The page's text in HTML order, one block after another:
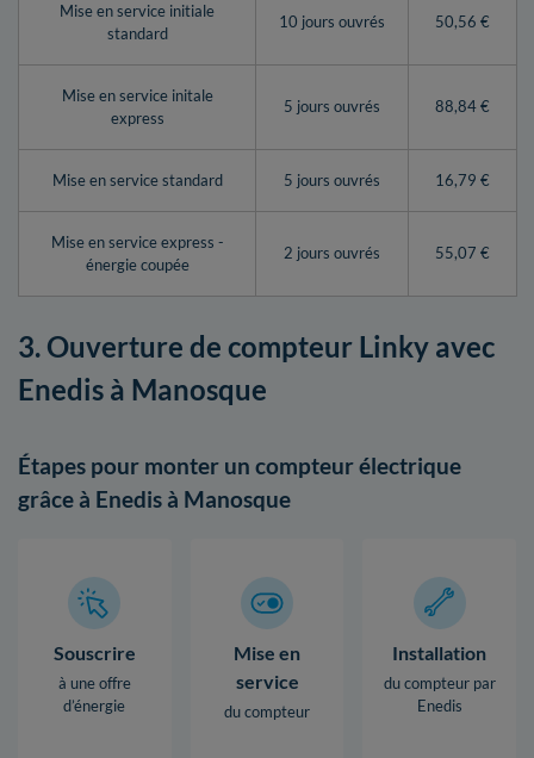
Mise en service initiale
standard
10 jours ouvrés 50,56 €
Mise en service initale
express
5 jours ouvrés 88,84 €
Mise en service standard 5 jours ouvrés 16,79 €
Mise en service express -
énergie coupée
2 jours ouvrés 55,07 €
3. Ouverture de compteur Linky avec
Enedis à Manosque
Étapes pour monter un compteur électrique
grâce à Enedis à Manosque
Souscrire
à une offre
d’énergie
Mise en
service
du compteur
Installation
du compteur par
Enedis